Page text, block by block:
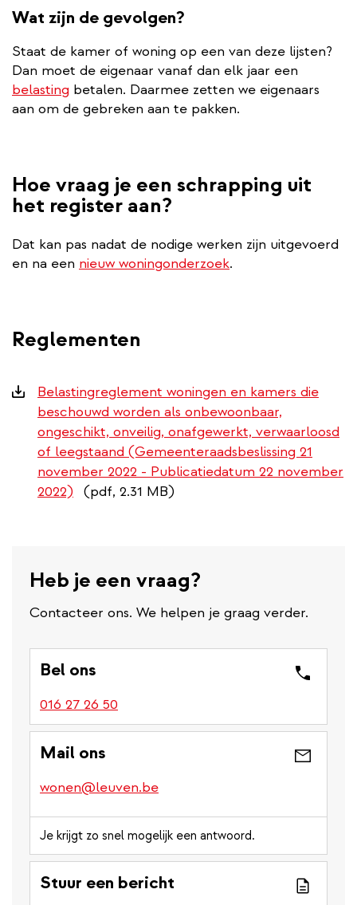
Wat zijn de gevolgen?
Staat de kamer of woning op een van deze lijsten?
Dan moet de eigenaar vanaf dan elk jaar een
belasting betalen. Daarmee zetten we eigenaars
aan om de gebreken aan te pakken.
Hoe vraag je een schrapping uit
het register aan?
Dat kan pas nadat de nodige werken zijn uitgevoerd
en na een nieuw woningonderzoek.
Reglementen
Downloads
Belastingreglement woningen en kamers die
beschouwd worden als onbewoonbaar,
ongeschikt, onveilig, onafgewerkt, verwaarloosd
of leegstaand (Gemeenteraadsbeslissing 21
november 2022 - Publicatiedatum 22 november
2022)
(pdf, 2.31 MB)
Heb je een vraag?
Contacteer ons. We helpen je graag verder.
Bel ons
016 27 26 50
Mail ons
wonen@leuven.be
Je krijgt zo snel mogelijk een antwoord.
Stuur een bericht